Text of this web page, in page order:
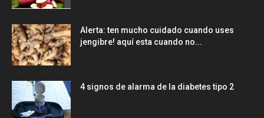
Alerta: ten mucho cuidado cuando uses
jengibre! aquí esta cuando no...
4 signos de alarma de la diabetes tipo 2